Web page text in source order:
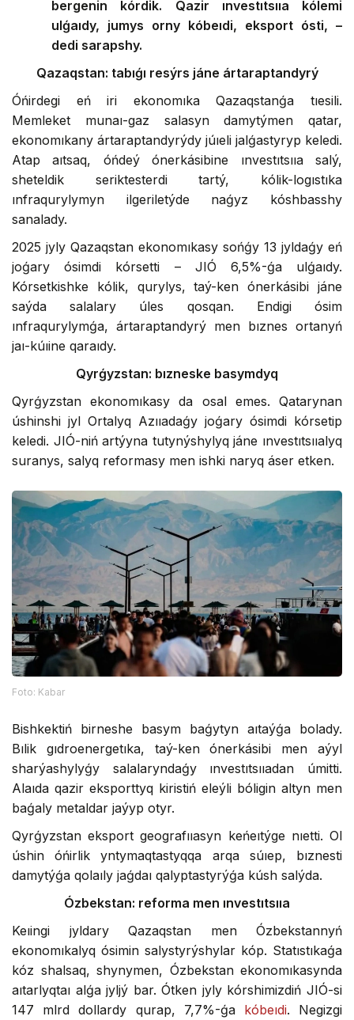
bergenin kórdik. Qazir ınvestıtsııa kólemi
ulǵaıdy, jumys orny kóbeıdi, eksport ósti, –
dedi sarapshy.
Qazaqstan: tabıǵı resýrs jáne ártaraptandyrý
Óńirdegi eń iri ekonomıka Qazaqstanǵa tıesili.
Memleket munaı-gaz salasyn damytýmen qatar,
ekonomıkany ártaraptandyrýdy júıeli jalǵastyryp keledi.
Atap aıtsaq, óńdeý ónerkásibine ınvestıtsııa salý,
sheteldik seriktesterdi tartý, kólik-logıstıka
ınfraqurylymyn ilgeriletýde naǵyz kóshbasshy
sanalady.
2025 jyly Qazaqstan ekonomıkasy sońǵy 13 jyldaǵy eń
joǵary ósimdi kórsetti – JІÓ 6,5%-ǵa ulǵaıdy.
Kórsetkishke kólik, qurylys, taý-ken ónerkásibi jáne
saýda salalary úles qosqan. Endigi ósim
ınfraqurylymǵa, ártaraptandyrý men bıznes ortanyń
jaı-kúıine qaraıdy.
Qyrǵyzstan: bızneske basymdyq
Qyrǵyzstan ekonomıkasy da osal emes. Qatarynan
úshinshi jyl Ortalyq Azııadaǵy joǵary ósimdi kórsetip
keledi. JІÓ-niń artýyna tutynýshylyq jáne ınvestıtsııalyq
suranys, salyq reformasy men ishki naryq áser etken.
Foto: Kabar
Bishkektiń birneshe basym baǵytyn aıtaýǵa bolady.
Bılik gıdroenergetıka, taý-ken ónerkásibi men aýyl
sharýashylyǵy salalaryndaǵy ınvestıtsııadan úmitti.
Alaıda qazir eksporttyq kiristiń eleýli bóligin altyn men
baǵaly metaldar jaýyp otyr.
Qyrǵyzstan eksport geografııasyn keńeıtýge nıetti. Ol
úshin óńirlik yntymaqtastyqqa arqa súıep, bıznesti
damytýǵa qolaıly jaǵdaı qalyptastyrýǵa kúsh salýda.
Ózbekstan: reforma men ınvestıtsııa
Keıingi jyldary Qazaqstan men Ózbekstannyń
ekonomıkalyq ósimin salystyrýshylar kóp. Statıstıkaǵa
kóz shalsaq, shynymen, Ózbekstan ekonomıkasynda
aıtarlyqtaı alǵa jyljý bar. Ótken jyly kórshimizdiń JІÓ-si
147 mlrd dollardy qurap, 7,7%-ǵa kóbeıdi. Negizgi